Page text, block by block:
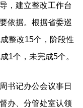
，建立整改工作台
依据。根据省委巡
整改15个，阶段性
1个，未完成5个。
记办公会议事日
办、分管处室认领